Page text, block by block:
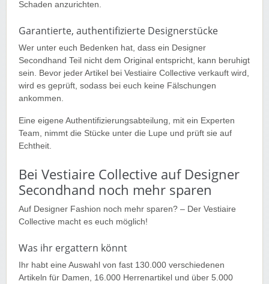
Schaden anzurichten.
Garantierte, authentifizierte Designerstücke
Wer unter euch Bedenken hat, dass ein Designer
Secondhand Teil nicht dem Original entspricht, kann beruhigt
sein. Bevor jeder Artikel bei Vestiaire Collective verkauft wird,
wird es geprüft, sodass bei euch keine Fälschungen
ankommen.
Eine eigene Authentifizierungsabteilung, mit ein Experten
Team, nimmt die Stücke unter die Lupe und prüft sie auf
Echtheit.
Bei Vestiaire Collective auf Designer
Secondhand noch mehr sparen
Auf Designer Fashion noch mehr sparen? – Der Vestiaire
Collective macht es euch möglich!
Was ihr ergattern könnt
Ihr habt eine Auswahl von fast 130.000 verschiedenen
Artikeln für Damen, 16.000 Herrenartikel und über 5.000